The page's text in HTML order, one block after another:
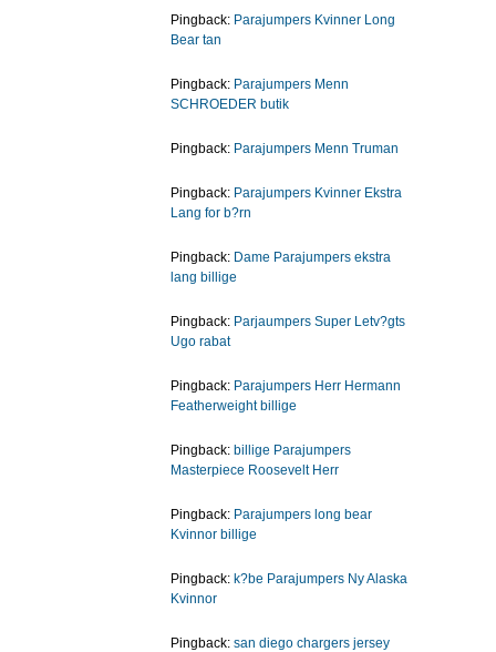
Pingback: Parajumpers Kvinner Long
Bear tan
Pingback: Parajumpers Menn
SCHROEDER butik
Pingback: Parajumpers Menn Truman
Pingback: Parajumpers Kvinner Ekstra
Lang for b?rn
Pingback: Dame Parajumpers ekstra
lang billige
Pingback: Parjaumpers Super Letv?gts
Ugo rabat
Pingback: Parajumpers Herr Hermann
Featherweight billige
Pingback: billige Parajumpers
Masterpiece Roosevelt Herr
Pingback: Parajumpers long bear
Kvinnor billige
Pingback: k?be Parajumpers Ny Alaska
Kvinnor
Pingback: san diego chargers jersey